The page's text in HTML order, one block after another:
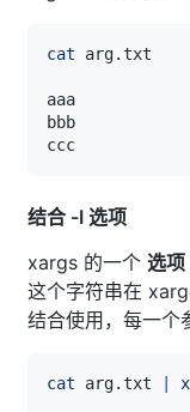
cat
结合 -I 选项
xargs 的一个 选项
这个字符串在
结合使用，每一个
cat arg.txt